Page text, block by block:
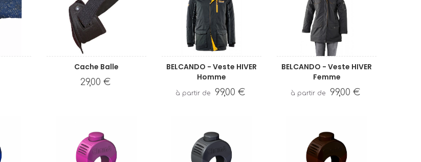
Cache Balle
29,00 €
BELCANDO - Veste HIVER
Homme
99,00 €
BELCANDO - Veste HIVER
Femme
99,00 €